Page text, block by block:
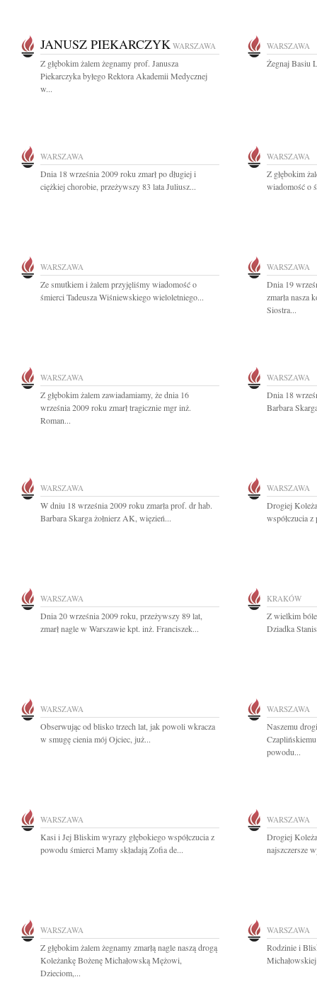
JANUSZ PIEKARCZYK WARSZAWA
Z głębokim żalem żegnamy prof. Janusza
Piekarczyka byłego Rektora Akademii Medycznej
w...
WARSZAWA
Żegnaj Basiu
WARSZAWA
Dnia 18 września 2009 roku zmarł po długiej i
ciężkiej chorobie, przeżywszy 83 lata Juliusz...
WARSZAWA
Z głębokim
wiadomość o
WARSZAWA
Ze smutkiem i żalem przyjęliśmy wiadomość o
śmierci Tadeusza Wiśniewskiego wieloletniego...
WARSZAWA
Dnia 19
zmarła nasza
Siostra...
WARSZAWA
Z głębokim żalem zawiadamiamy, że dnia 16
września 2009 roku zmarł tragicznie mgr inż.
Roman...
WARSZAWA
Dnia 18
Barbara
WARSZAWA
W dniu 18 września 2009 roku zmarła prof. dr hab.
Barbara Skarga żołnierz AK, więzień...
WARSZAWA
Drogiej
współczucia
WARSZAWA
Dnia 20 września 2009 roku, przeżywszy 89 lat,
zmarł nagle w Warszawie kpt. inż. Franciszek...
KRAKÓW
Z wielkim
Dziadka
WARSZAWA
Obserwując od blisko trzech lat, jak powoli wkracza
w smugę cienia mój Ojciec, już...
WARSZAWA
Naszemu
powodu...
WARSZAWA
Kasi i Jej Bliskim wyrazy głębokiego współczucia z
powodu śmierci Mamy składają Zofia de...
WARSZAWA
Drogiej
najszczersze
WARSZAWA
Z głębokim żalem żegnamy zmarłą nagle naszą drogą
Koleżankę Bożenę Michałowską Mężowi,
Dzieciom,...
WARSZAWA
Rodzinie i